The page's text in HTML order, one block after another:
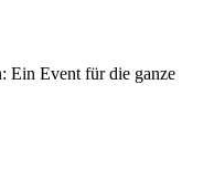
Ein Event für die ganze